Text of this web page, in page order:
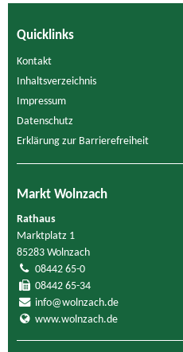
Quicklinks
Kontakt
Inhaltsverzeichnis
Impressum
Datenschutz
Erklärung zur Barrierefreiheit
Markt Wolnzach
Rathaus
Marktplatz 1
85283 Wolnzach
08442 65-0
08442 65-34
info@wolnzach.de
www.wolnzach.de